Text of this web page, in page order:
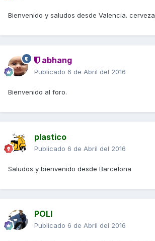
Bienvenido y saludos desde Valencia. cerveza_
abhang
Publicado 6 de Abril del 2016
Bienvenido al foro.
plastico
Publicado 6 de Abril del 2016
Saludos y bienvenido desde Barcelona
POLI
Publicado 6 de Abril del 2016